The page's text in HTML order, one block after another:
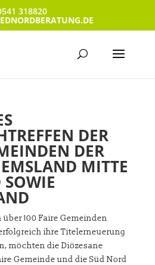
318820
DER
DER
MITTE
100 Faire Gemeinden
ihre Titelerneuerung
möchten die Diözesane
Gemeinde und die Süd Nord